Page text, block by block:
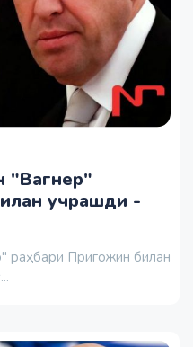
"Вагнер"
учрашди -
раҳбари Пригожин билан